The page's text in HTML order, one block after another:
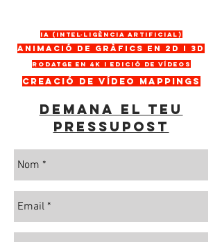
IA (INTEL·LIGÈNCIA ARTIFICIAL)
ANIMACIÓ DE GRÀFICS EN 2D I 3D
RODATGE en 4K i EDICIÓ DE VÍDEOS
CREACIÓ DE VíDEO MAPPINGS
demana el teu
pressupost